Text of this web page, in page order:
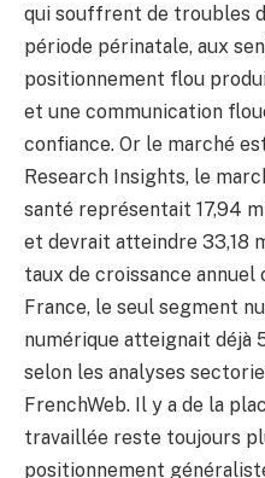
qui souffrent de troubles
période périnatale, aux
positionnement flou
et une communication
confiance. Or le marché
Research Insights, le
santé représentait 17,94
et devrait atteindre 33,18
taux de croissance annuel
France, le seul segment
numérique atteignait déjà
selon les analyses
FrenchWeb. Il y a de la
travaillée reste toujours
positionnement